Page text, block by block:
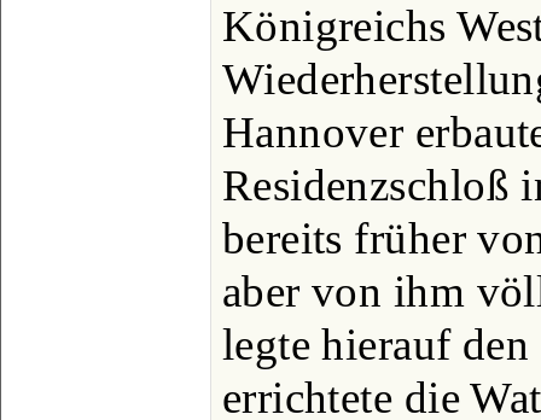
Königreichs
Hannover
Residenzschloß
bereits früher
aber von ihm
legte hierauf den
errichtete die